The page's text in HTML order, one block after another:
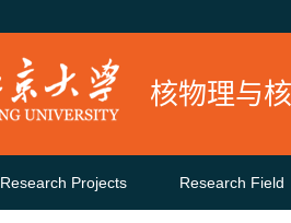
核物理与
Research Projects Research Field